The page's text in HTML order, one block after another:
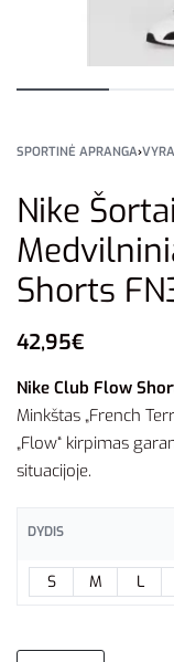
SPORTINĖ APRANGA›
Nike
Shorts
42,95€
Nike Club Flow
Minkštas „French
„Flow“ kirpimas
situacijoje.
DYDIS
S M L